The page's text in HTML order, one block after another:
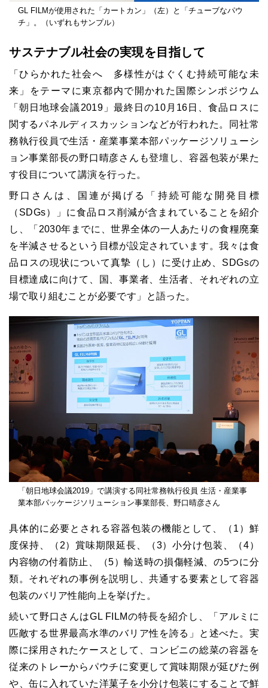
GL FILMが使用された「カートカン」（左）と「チューブなパウ
チ」。（いずれもサンプル）
サステナブル社会の実現を目指して
「ひらかれた社会へ 多様性がはぐくむ持続可能な未
来」をテーマに東京都内で開かれた国際シンポジウム
「朝日地球会議2019」最終日の10月16日、食品ロスに
関するパネルディスカッションなどが行われた。同社常
務執行役員で生活・産業事業本部パッケージソリューシ
ョン事業部長の野口晴彦さんも登壇し、容器包装が果た
す役目について講演を行った。
野口さんは、国連が掲げる「持続可能な開発目標
（SDGs）」に食品ロス削減が含まれていることを紹介
し、「2030年までに、世界全体の一人あたりの食糧廃棄
を半減させるという目標が設定されています。我々は食
品ロスの現状について真摯（し）に受け止め、SDGsの
目標達成に向けて、国、事業者、生活者、それぞれの立
場で取り組むことが必要です」と語った。
「朝日地球会議2019」で講演する同社常務執行役員 生活・産業事
業本部パッケージソリューション事業部長、野口晴彦さん
具体的に必要とされる容器包装の機能として、（1）鮮
度保持、（2）賞味期限延長、（3）小分け包装、（4）
内容物の付着防止、（5）輸送時の損傷軽減、の5つに分
類。それぞれの事例を説明し、共通する要素として容器
包装のバリア性能向上を挙げた。
続いて野口さんはGL FILMの特長を紹介し、「アルミに
匹敵する世界最高水準のバリア性を誇る」と述べた。実
際に採用されたケースとして、コンビニの総菜の容器を
従来のトレーからパウチに変更して賞味期限が延びた例
や、缶に入れていた洋菓子を小分け包装にすることで鮮